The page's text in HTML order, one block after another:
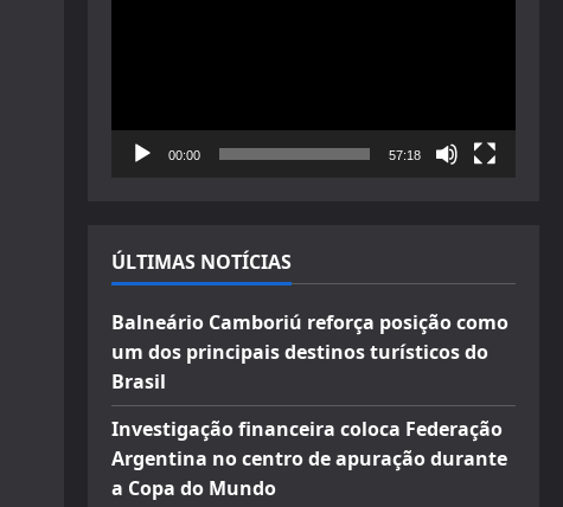
00:00 57:18
ÚLTIMAS NOTÍCIAS
Balneário Camboriú reforça posição como
um dos principais destinos turísticos do
Brasil
Investigação financeira coloca Federação
Argentina no centro de apuração durante
a Copa do Mundo